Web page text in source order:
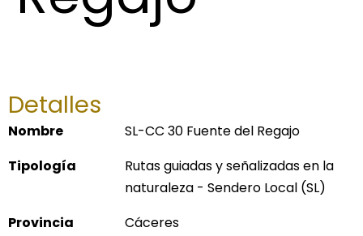
Detalles
Nombre
SL-CC 30 Fuente del Regajo
Tipología
Rutas guiadas y señalizadas en la
naturaleza - Sendero Local (SL)
Provincia
Cáceres